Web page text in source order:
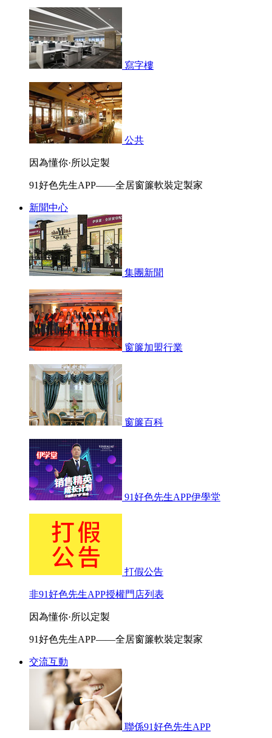
寫字樓
公共
因為懂你·所以定製
91好色先生APP——全居窗簾軟裝定製家
新聞中心
集團新聞
窗簾加盟行業
窗簾百科
91好色先生APP伊學堂
打假公告
非91好色先生APP授權門店列表
因為懂你·所以定製
91好色先生APP——全居窗簾軟裝定製家
交流互動
聯係91好色先生APP